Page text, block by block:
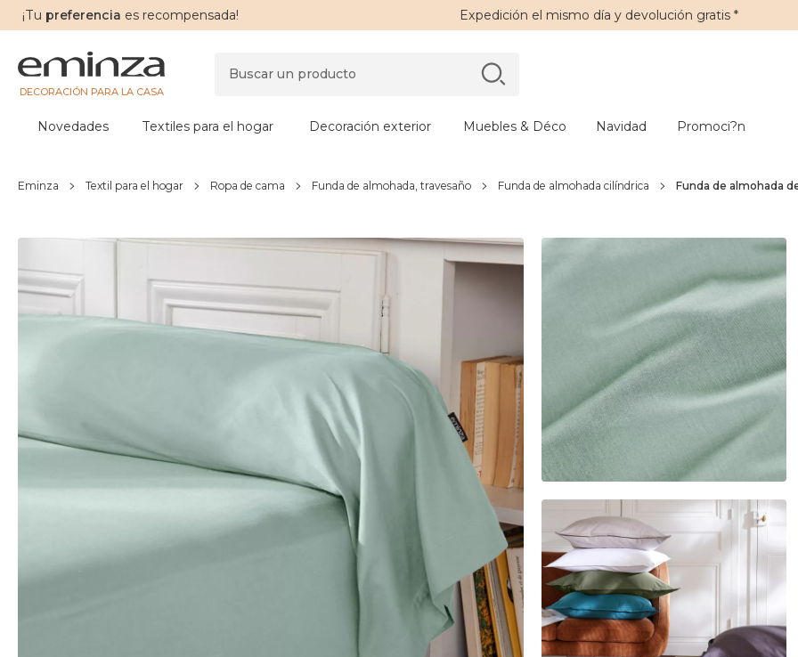
¡Tu preferencia es recompensada! Expedición el mismo día y devolución gratis*
DECORACIÓN PARA LA CASA
Novedades Textiles para el hogar Decoración exterior Muebles & Déco Navidad Promoci?n
Eminza Textil para el hogar Ropa de cama Funda de almohada, travesaño Funda de almohada cilíndrica Funda de almohada